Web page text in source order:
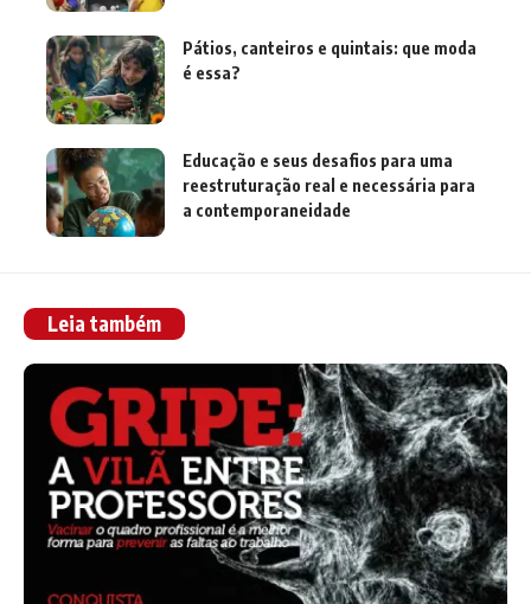
Pátios, canteiros e quintais: que moda
é essa?
Educação e seus desafios para uma
reestruturação real e necessária para
a contemporaneidade
Leia também